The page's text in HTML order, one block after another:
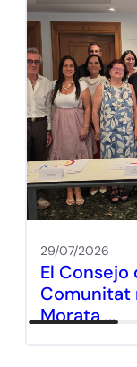
29/07/2026
El Consejo
Comunitat
Morata …